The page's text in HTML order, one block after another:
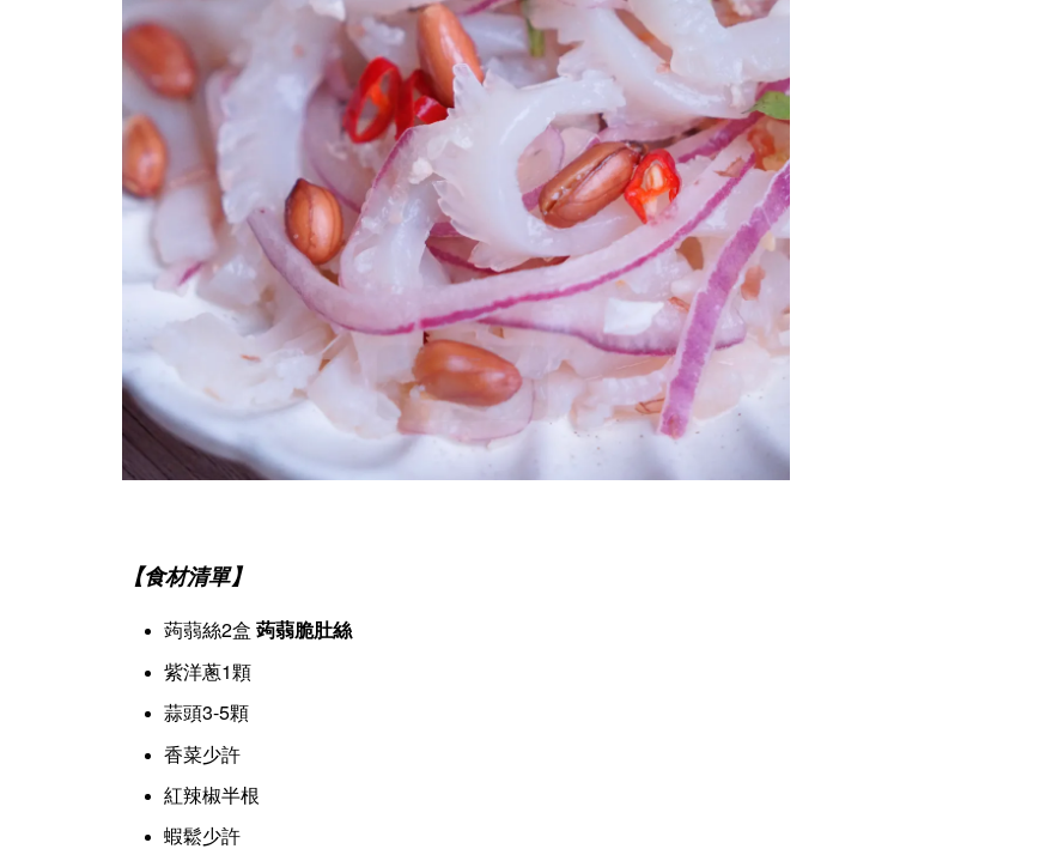
【食材清單】
蒟蒻絲2盒 蒟蒻脆肚絲
紫洋蔥1顆
蒜頭3-5顆
香菜少許
紅辣椒半根
蝦鬆少許